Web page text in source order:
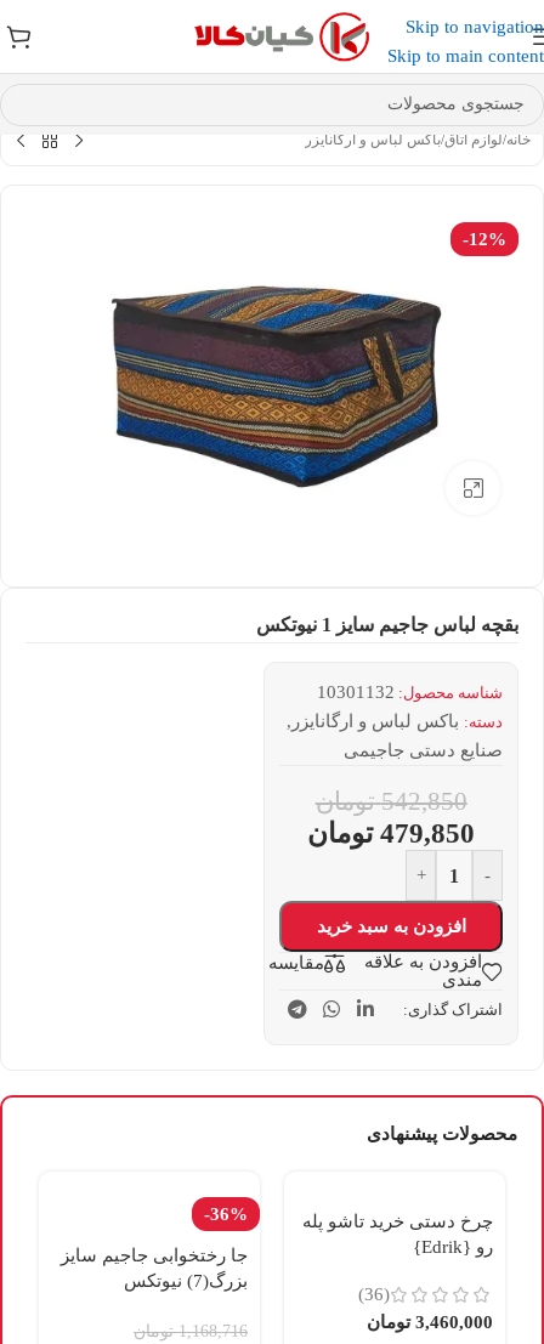
Skip to navigation
Skip to main content
عضو کانال بله کیان کالا شوید و کد تخفیف دریافت کنید.
خانه/لوازم اتاق/باکس لباس و ارگانایزر
-12%
بزرگنمایی تصویر
بقچه لباس جاجیم سایز 1 نیوتکس
شناسه محصول: 10301132
دسته: باکس لباس و ارگانایزر ,
صنایع دستی جاجیمی
542,850 تومان
479,850 تومان
-
+
افزودن به سبد خرید
افزودن به علاقه
مندی
مقایسه
اشتراک گذاری:
محصولات پیشنهادی
چرخ دستی خرید تاشو پله
رو {Edrik}
(36)
3,460,000 تومان
-36%
جا رختخوابی جاجیم سایز
بزرگ(7) نیوتکس
1,168,716 تومان